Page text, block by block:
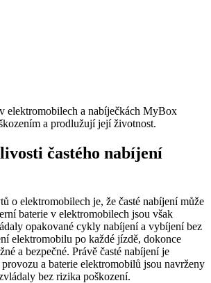
elektromobilech a nabíječkách MyBox
a prodlužují její životnost.
častého nabíjení
o elektromobilech je, že časté nabíjení může
baterie v elektromobilech jsou však
opakované cykly nabíjení a vybíjení bez
elektromobilu po každé jízdě, dokonce
a bezpečné. Právě časté nabíjení je
a baterie elektromobilů jsou navrženy
bez rizika poškození.